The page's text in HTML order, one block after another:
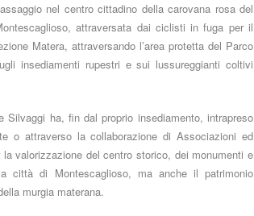
nel centro cittadino della carovana rosa del
attraversata dai ciclisti in fuga per il
Matera, attraversando l’area protetta del Parco
insediamenti rupestri e sui lussureggianti coltivi
Silvaggi ha, fin dal proprio insediamento, intrapreso
o attraverso la collaborazione di Associazioni ed
valorizzazione del centro storico, dei monumenti e
città di Montescaglioso, ma anche il patrimonio
murgia materana.